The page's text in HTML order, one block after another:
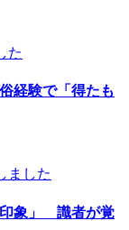
た
経験で「得たも
ました
印象」 識者が覚